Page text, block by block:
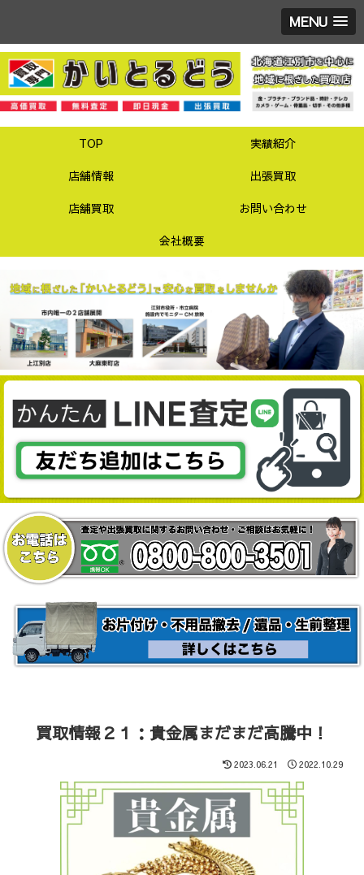
MENU
TOP
実績紹介
店舗情報
出張買取
店舗買取
お問い合わせ
会社概要
買取情報２１：貴金属まだまだ高騰中！
2023.06.21 2022.10.29